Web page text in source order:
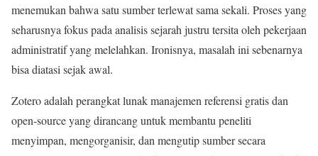
menemukan bahwa satu sumber terlewat sama sekali. Proses yang
seharusnya fokus pada analisis sejarah justru tersita oleh pekerjaan
administratif yang melelahkan. Ironisnya, masalah ini sebenarnya
bisa diatasi sejak awal.
Zotero adalah perangkat lunak manajemen referensi gratis dan
open-source yang dirancang untuk membantu peneliti
menyimpan, mengorganisir, dan mengutip sumber secara